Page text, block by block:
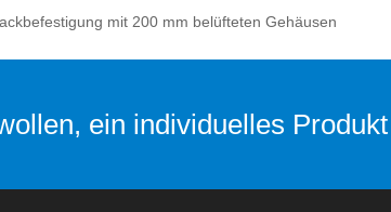
mit 200 mm belüfteten Gehäusen
ein individuelles